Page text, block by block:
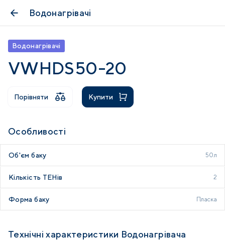
Водонагрівачі
Водонагрівачі
VWHDS50-20
Порівняти Купити
Особливості
Об'єм баку 50л
Кількість ТЕНів 2
Форма баку Пласка
Технічні характеристики Водонагрівача